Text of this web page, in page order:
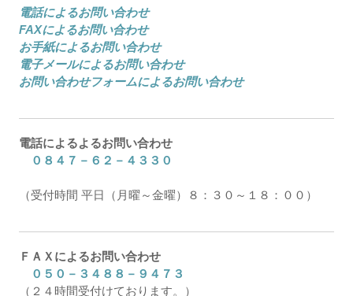
電話によるお問い合わせ
FAXによるお問い合わせ
お手紙によるお問い合わせ
電子メールによるお問い合わせ
お問い合わせフォームによるお問い合わせ
電話によるよるお問い合わせ
０８４７－６２－４３３０
（受付時間 平日（月曜～金曜）８：３０～１８：００）
ＦＡＸによるお問い合わせ
０５０－３４８８－９４７３
（２４時間受付けております。）
お問い合わせ
お客様の個人情報保護に関する基
本方針
GALLERY
リンク